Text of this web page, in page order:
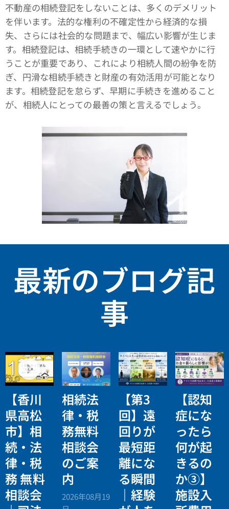
不動産の相続登記をしないことは、多くのデメリット
を伴います。法的な権利の不確定性から経済的な損
失、さらには社会的な問題まで、幅広い影響が生じま
す。相続登記は、相続手続きの一環として速やかに行
うことが重要であり、これにより相続人間の紛争を防
ぎ、円滑な相続手続きと財産の有効活用が可能となり
ます。相続登記を怠らず、早期に手続きを進めること
が、相続人にとっての最善の策と言えるでしょう。
最新のブログ記
事
【香川
県高松
市】相
続・法
律・税
務 無料
相談会
相続法
律・税
務無料
相談会
のご案
内
2026年08月19
【第3
回】遠
回りが
最短距
離にな
る瞬間
｜経験
【認知
症にな
ったら
何が起
きるの
か③】
施設入